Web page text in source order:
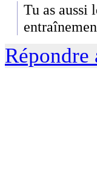
Tu as aussi
Répondre